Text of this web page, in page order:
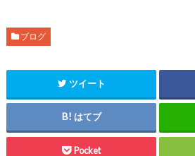
ブログ
ツイート
はてブ
Pocket